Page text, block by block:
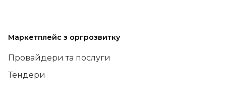
Маркетплейс з оргрозвитку
Провайдери та послуги
Тендери